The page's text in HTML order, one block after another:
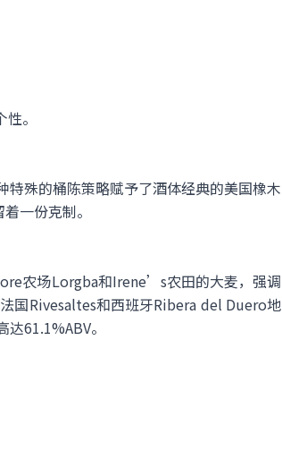
。
殊的桶陈策略赋予了酒体经典的美国橡木
一份克制。
农场Lorgba和Irene’s农田的大麦，强调
国Rivesaltes和西班牙Ribera del Duero地
61.1%ABV。